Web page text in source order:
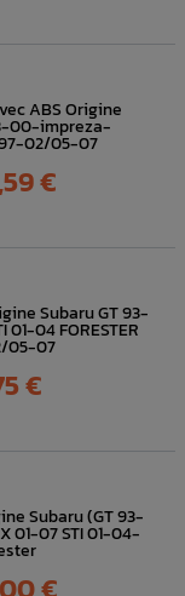
ABS Origine
00-impreza-
97-02/05-07
€
Subaru GT 93-
01-04 FORESTER
05-07
€
Subaru (GT 93-
01-07 STI 01-04-